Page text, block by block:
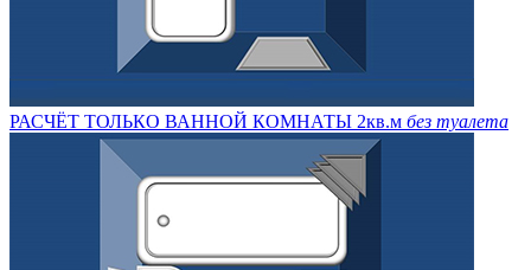
РАСЧЁТ ТОЛЬКО ВАННОЙ КОМНАТЫ 2кв.м без туалета